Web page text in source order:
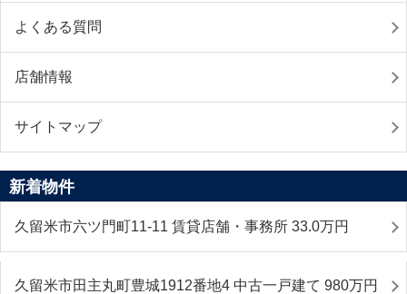
よくある質問
店舗情報
サイトマップ
新着物件
久留米市六ツ門町11-11 賃貸店舗・事務所 33.0万円
久留米市田主丸町豊城1912番地4 中古一戸建て 980万円